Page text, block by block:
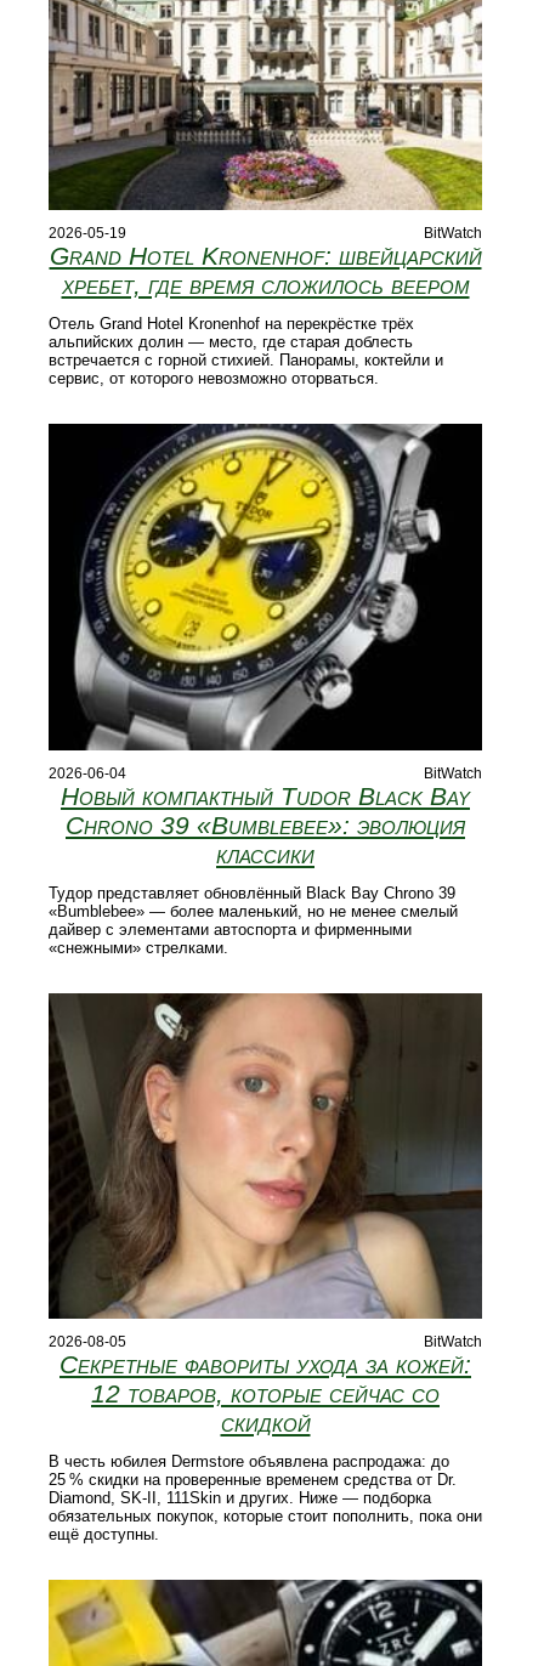
2026-05-19 BitWatch
Grand Hotel Kronenhof: швейцарский
хребет, где время сложилось веером
Отель Grand Hotel Kronenhof на перекрёстке трёх
альпийских долин — место, где старая доблесть
встречается с горной стихией. Панорамы, коктейли и
сервис, от которого невозможно оторваться.
2026-06-04 BitWatch
Новый компактный Tudor Black Bay
Chrono 39 «Bumblebee»: эволюция
классики
Тудор представляет обновлённый Black Bay Chrono 39
«Bumblebee» — более маленький, но не менее смелый
дайвер с элементами автоспорта и фирменными
«снежными» стрелками.
2026-08-05 BitWatch
Секретные фавориты ухода за кожей:
12 товаров, которые сейчас со
скидкой
В честь юбилея Dermstore объявлена распродажа: до
25 % скидки на проверенные временем средства от Dr.
Diamond, SK‑II, 111Skin и других. Ниже — подборка
обязательных покупок, которые стоит пополнить, пока они
ещё доступны.